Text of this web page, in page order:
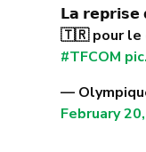
𝗟𝗮
🇹🇷 pour le
#TFCOM
—
February